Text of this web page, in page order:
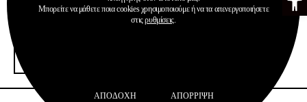
Μπορείτε να μάθετε ποια cookies χρησιμοποιούμε ή να τα απενεργοποιήσετε
στιςρυθμίσεις.
ΑΠΟΔΟΧΉ ΑΠΌΡΡΙΨΗ